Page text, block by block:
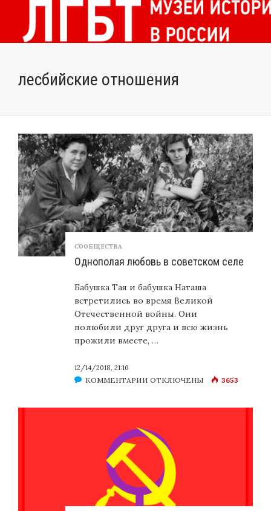
лесбийские отношения
СООБЩЕСТВА
Однополая любовь в советском селе
Бабушка Тая и бабушка Наташа
встретились во время Великой
Отечественной войны. Они
полюбили друг друга и всю жизнь
прожили вместе, …
12/14/2018, 21:16
КОММЕНТАРИИК
В
СОВЕТСКОМ
СЕЛЕ
ОТКЛЮЧЕНЫ 3653